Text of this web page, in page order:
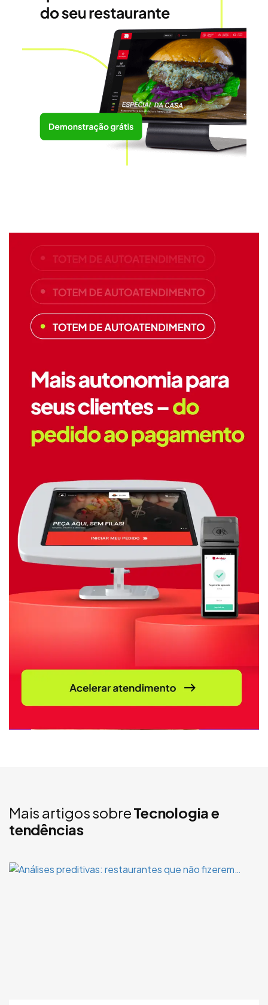
Mais artigos sobreTecnologia e
tendências